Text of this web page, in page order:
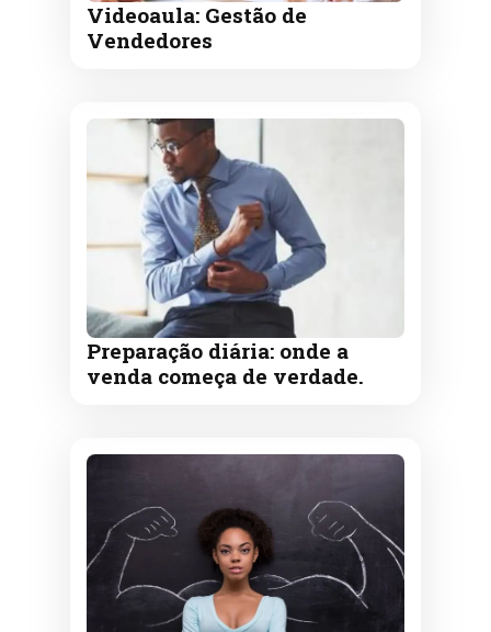
Videoaula: Gestão de
Vendedores
Preparação diária: onde a
venda começa de verdade.